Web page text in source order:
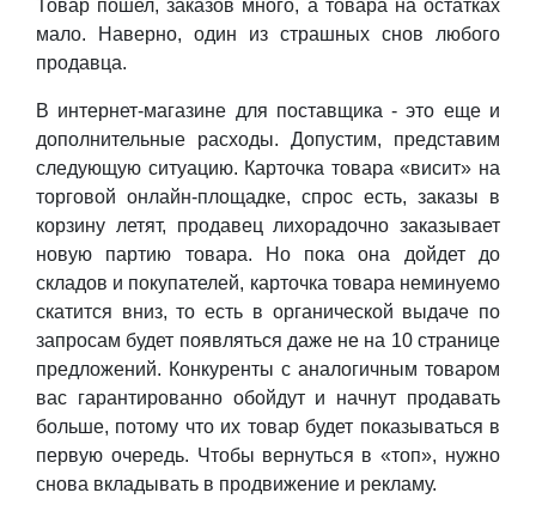
Товар пошел, заказов много, а товара на остатках
мало. Наверно, один из страшных снов любого
продавца.
В интернет-магазине для поставщика - это еще и
дополнительные расходы. Допустим, представим
следующую ситуацию. Карточка товара «висит» на
торговой онлайн-площадке, спрос есть, заказы в
корзину летят, продавец лихорадочно заказывает
новую партию товара. Но пока она дойдет до
складов и покупателей, карточка товара неминуемо
скатится вниз, то есть в органической выдаче по
запросам будет появляться даже не на 10 странице
предложений. Конкуренты с аналогичным товаром
вас гарантированно обойдут и начнут продавать
больше, потому что их товар будет показываться в
первую очередь. Чтобы вернуться в «топ», нужно
снова вкладывать в продвижение и рекламу.